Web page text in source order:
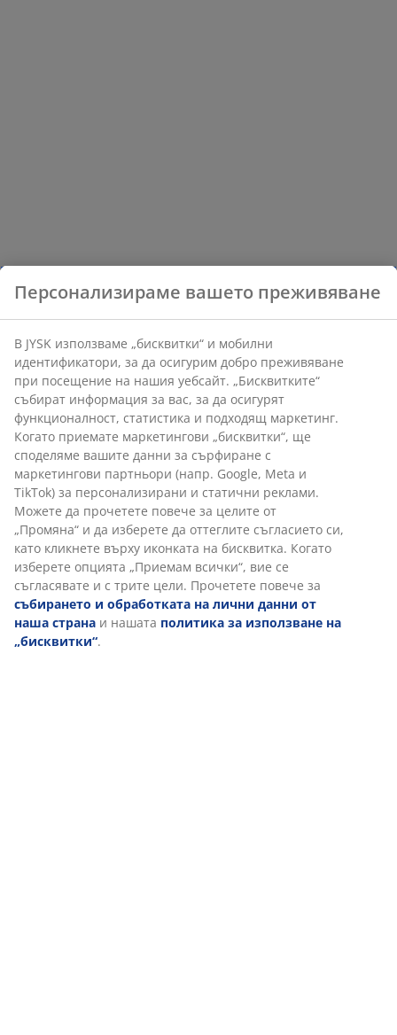
Персонализираме вашето преживяване
В JYSK използваме „бисквитки“ и мобилни
идентификатори, за да осигурим добро преживяване
при посещение на нашия уебсайт. „Бисквитките“
събират информация за вас, за да осигурят
функционалност, статистика и подходящ маркетинг.
Когато приемате маркетингови „бисквитки“, ще
споделяме вашите данни за сърфиране с
маркетингови партньори (напр. Google, Meta и
TikTok) за персонализирани и статични реклами.
Можете да прочетете повече за целите от
„Промяна“ и да изберете да оттеглите съгласието си,
като кликнете върху иконката на бисквитка. Когато
изберете опцията „Приемам всички“, вие се
съгласявате и с трите цели. Прочетете повече за
събирането и обработката на лични данни от
наша страна и нашата политика за използване на
„бисквитки“.